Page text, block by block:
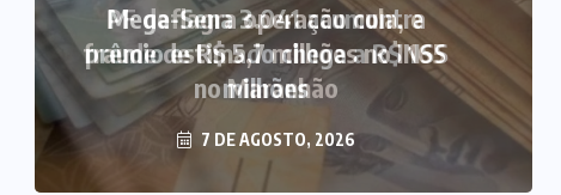
Mega-Sena 3.041 acumula, e
prêmio estimado chega a R$ 165
milhões
7 DE AGOSTO, 2026